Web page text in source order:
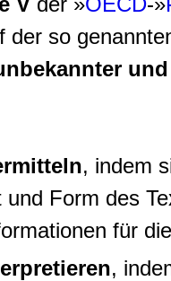
der so
, indem
und Form des
für
,